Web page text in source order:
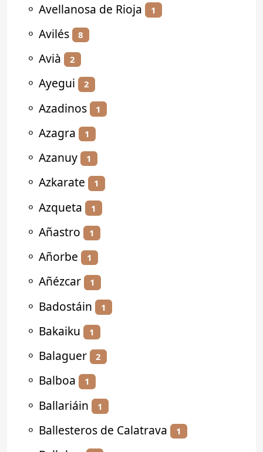
⚬ Avellanosa de Rioja 1
⚬ Avilés 8
⚬ Avià 2
⚬ Ayegui 2
⚬ Azadinos 1
⚬ Azagra 1
⚬ Azanuy 1
⚬ Azkarate 1
⚬ Azqueta 1
⚬ Añastro 1
⚬ Añorbe 1
⚬ Añézcar 1
⚬ Badostáin 1
⚬ Bakaiku 1
⚬ Balaguer 2
⚬ Balboa 1
⚬ Ballariáin 1
⚬ Ballesteros de Calatrava 1